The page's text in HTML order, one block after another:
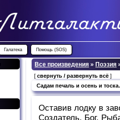
Галатека Помощь (SOS)
Все произведения » Поэзия
[свернуть / развернуть всё ]
Садам печаль и осень и
Оставив лодку в
Создатель, Бог,